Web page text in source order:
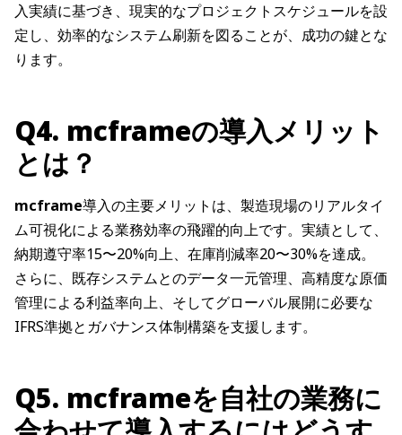
入実績に基づき、現実的なプロジェクトスケジュールを設
定し、効率的なシステム刷新を図ることが、成功の鍵とな
ります。
Q4. mcframeの導入メリット
とは？
mcframe導入の主要メリットは、製造現場のリアルタイ
ム可視化による業務効率の飛躍的向上です。実績として、
納期遵守率15〜20%向上、在庫削減率20〜30%を達成。
さらに、既存システムとのデータ一元管理、高精度な原価
管理による利益率向上、そしてグローバル展開に必要な
IFRS準拠とガバナンス体制構築を支援します。
Q5. mcframeを自社の業務に